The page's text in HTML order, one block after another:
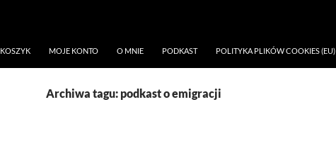
KOSZYK MOJE KONTO O MNIE PODKAST POLITYKA PLIKÓW COOKIES (EU)
Archiwa tagu: podkast o emigracji